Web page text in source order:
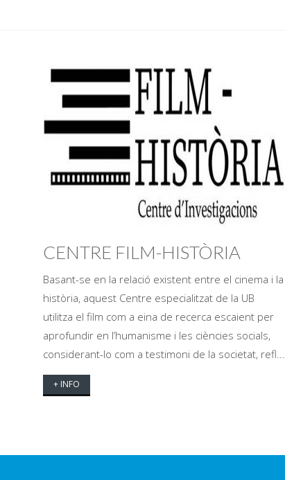
CENTRE FILM-HISTÒRIA
Basant-se en la relació existent entre el cinema i la
història, aquest Centre especialitzat de la UB
utilitza el film com a eina de recerca escaient per
aprofundir en l’humanisme i les ciències socials,
considerant-lo com a testimoni de la societat, refl...
+ INFO